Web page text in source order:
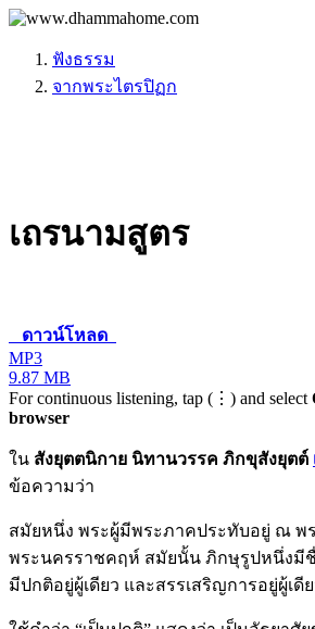
ฟังธรรม
จากพระไตรปิฏก
เถรนามสูตร
ดาวน์โหลด
MP3
9.87 MB
For continuous listening, tap (⋮) and select
browser
ใน สังยุตตนิกาย นิทานวรรค ภิกขุสังยุตต์
ข้อความว่า
สมัยหนึ่ง พระผู้มีพระภาคประทับอยู่ ณ พร
พระนครราชคฤห์ สมัยนั้น ภิกษุรูปหนึ่งมีชื่
มีปกติอยู่ผู้เดียว และสรรเสริญการอยู่ผู้เดี